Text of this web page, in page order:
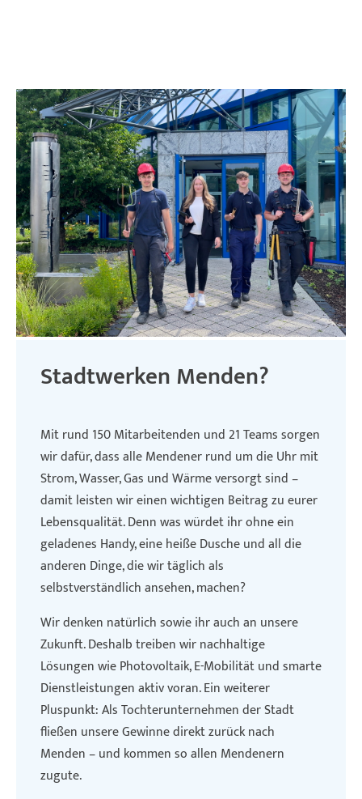
Stadtwerken Menden?
Mit rund 150 Mitarbeitenden und 21 Teams sorgen
wir dafür, dass alle Mendener rund um die Uhr mit
Strom, Wasser, Gas und Wärme versorgt sind –
damit leisten wir einen wichtigen Beitrag zu eurer
Lebensqualität. Denn was würdet ihr ohne ein
geladenes Handy, eine heiße Dusche und all die
anderen Dinge, die wir täglich als
selbstverständlich ansehen, machen?
Wir denken natürlich sowie ihr auch an unsere
Zukunft. Deshalb treiben wir nachhaltige
Lösungen wie Photovoltaik, E-Mobilität und smarte
Dienstleistungen aktiv voran. Ein weiterer
Pluspunkt: Als Tochterunternehmen der Stadt
fließen unsere Gewinne direkt zurück nach
Menden – und kommen so allen Mendenern
zugute.